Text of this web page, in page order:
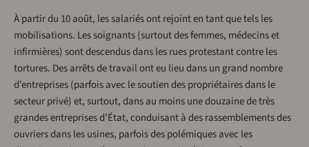
À partir du 10 août, les salariés ont rejoint en tant que tels les
mobilisations. Les soignants (surtout des femmes, médecins et
infirmières) sont descendus dans les rues protestant contre les
tortures. Des arrêts de travail ont eu lieu dans un grand nombre
d’entreprises (parfois avec le soutien des propriétaires dans le
secteur privé) et, surtout, dans au moins une douzaine de très
grandes entreprises d’État, conduisant à des rassemblements des
ouvriers dans les usines, parfois des polémiques avec les